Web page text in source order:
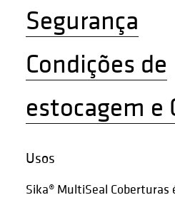
Segurança
Condições de
estocagem e
Usos
Sika® MultiSeal Coberturas